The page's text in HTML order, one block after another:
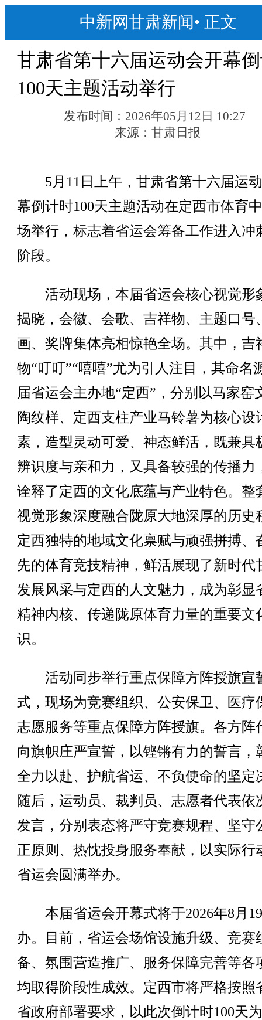
中新网甘肃新闻• 正文
甘肃省第十六届运动会开幕
100天主题活动举行
发布时间： 2026年05月12日 10:27
来源：甘肃日报
5月11日上午，甘肃省第十六届运
幕倒计时100天主题活动在定西市体育
场举行，标志着省运会筹备工作进入冲
阶段。
活动现场，本届省运会核心视觉形
揭晓，会徽、会歌、吉祥物、主题口号
画、奖牌集体亮相惊艳全场。其中，吉
物“叮叮”“嘻嘻”尤为引人注目，其命名
届省运会主办地“定西”，分别以马家窑
陶纹样、定西支柱产业马铃薯为核心设
素，造型灵动可爱、神态鲜活，既兼具
辨识度与亲和力，又具备较强的传播力
诠释了定西的文化底蕴与产业特色。整
视觉形象深度融合陇原大地深厚的历史
定西独特的地域文化禀赋与顽强拼搏、
先的体育竞技精神，鲜活展现了新时代
发展风采与定西的人文魅力，成为彰显
精神内核、传递陇原体育力量的重要文
识。
活动同步举行重点保障方阵授旗宣
式，现场为竞赛组织、公安保卫、医疗
志愿服务等重点保障方阵授旗。各方阵
向旗帜庄严宣誓，以铿锵有力的誓言，
全力以赴、护航省运、不负使命的坚定
随后，运动员、裁判员、志愿者代表依
发言，分别表态将严守竞赛规程、坚守
正原则、热忱投身服务奉献，以实际行
省运会圆满举办。
本届省运会开幕式将于2026年8月
办。目前，省运会场馆设施升级、竞赛
备、氛围营造推广、服务保障完善等各
均取得阶段性成效。定西市将严格按照
省政府部署要求，以此次倒计时100天